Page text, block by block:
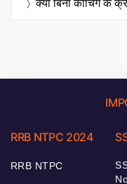
क्या बिना कोचिंग के
RRB NTPC 2024
RRB NTPC